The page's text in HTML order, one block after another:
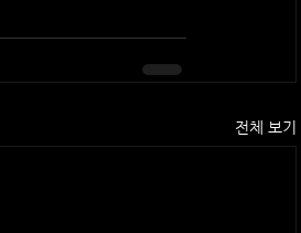
전체 보기